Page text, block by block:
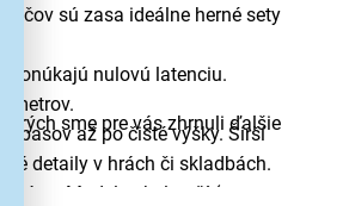
sú zasa ideálne herné sety
ponúkajú nulovú latenciu.
metrov.
basov až po čisté výšky. Širší
detaily v hrách či skladbách.
Modely okolo uší (over-
ktorých sme pre vás zhrnuli ďalšie